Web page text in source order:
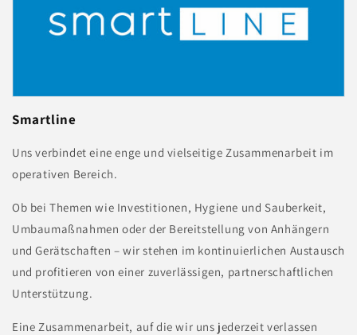
Smartline
Uns verbindet eine enge und vielseitige Zusammenarbeit im
operativen Bereich.
Ob bei Themen wie Investitionen, Hygiene und Sauberkeit,
Umbaumaßnahmen oder der Bereitstellung von Anhängern
und Gerätschaften – wir stehen im kontinuierlichen Austausch
und profitieren von einer zuverlässigen, partnerschaftlichen
Unterstützung.
Eine Zusammenarbeit, auf die wir uns jederzeit verlassen